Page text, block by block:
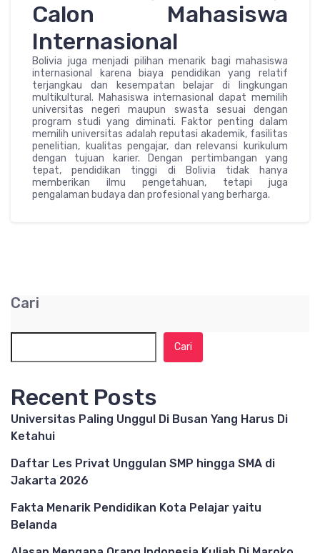
Calon Mahasiswa
Internasional
Bolivia juga menjadi pilihan menarik bagi mahasiswa
internasional karena biaya pendidikan yang relatif
terjangkau dan kesempatan belajar di lingkungan
multikultural. Mahasiswa internasional dapat memilih
universitas negeri maupun swasta sesuai dengan
program studi yang diminati. Faktor penting dalam
memilih universitas adalah reputasi akademik, fasilitas
penelitian, kualitas pengajar, dan relevansi kurikulum
dengan tujuan karier. Dengan pertimbangan yang
tepat, pendidikan tinggi di Bolivia tidak hanya
memberikan ilmu pengetahuan, tetapi juga
pengalaman budaya dan profesional yang berharga.
Cari
Cari
Recent Posts
Universitas Paling Unggul Di Busan Yang Harus Di
Ketahui
Daftar Les Privat Unggulan SMP hingga SMA di
Jakarta 2026
Fakta Menarik Pendidikan Kota Pelajar yaitu
Belanda